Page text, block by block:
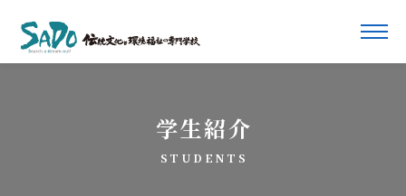
学生紹介
STUDENTS